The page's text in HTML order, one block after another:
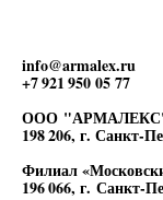
info@armalex.ru
+7 921 950 05 77
ООО
198 206, г. Санкт-
Филиал
196 066, г. Санкт-